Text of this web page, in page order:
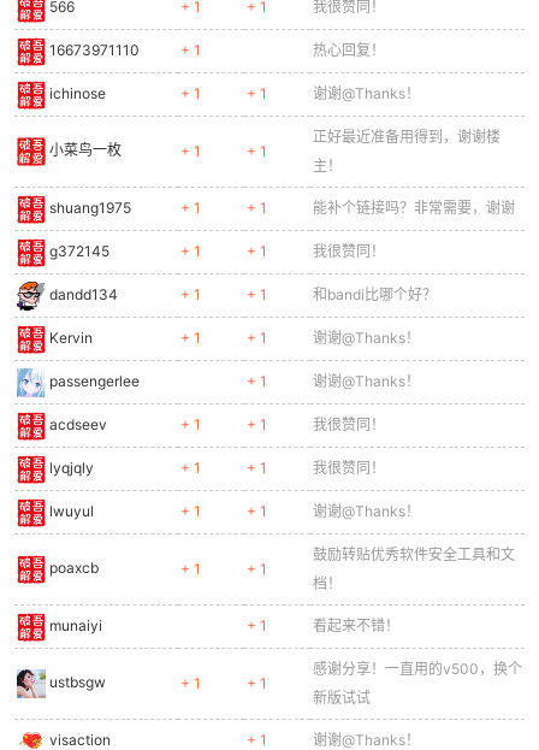
566 + 1 + 1 我很赞同！
16673971110 + 1 热心回复！
ichinose + 1 + 1 谢谢@Thanks！
小菜鸟一枚 + 1 + 1
正好最近准备用得到，谢谢楼
主！
shuang1975 + 1 + 1 能补个链接吗？非常需要，谢谢
g372145 + 1 + 1 我很赞同！
dandd134 + 1 + 1 和bandi比哪个好？
Kervin + 1 + 1 谢谢@Thanks！
passengerlee + 1 谢谢@Thanks！
acdseev + 1 + 1 我很赞同！
lyqjqly + 1 + 1 我很赞同！
lwuyul + 1 + 1 谢谢@Thanks！
poaxcb + 1 + 1
鼓励转贴优秀软件安全工具和文
档！
munaiyi + 1 看起来不错！
ustbsgw + 1 + 1
感谢分享！一直用的v500，换个
新版试试
visaction + 1 谢谢@Thanks！